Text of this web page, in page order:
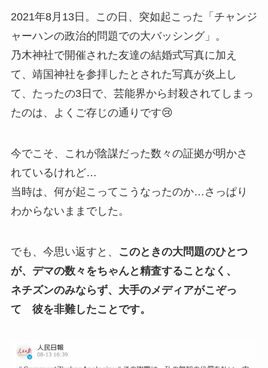
2021年8月13日。この日、突如起こった「チャンジ
ャーハンの政治的問題での大バッシング」。
乃木神社で開催された友達の結婚式写真に加え
て、靖国神社を参拝したとされた写真が炎上し
て、たったの3日で、芸能界から封殺されてしまっ
たのは、よくご存じの通りです😢
今でこそ、これが陰謀だった数々の証拠が明かさ
れているけれど…
当時は、何が起こってこうなったのか…さっぱり
わからないままでした。
でも、今思い返すと、
このときの大問題のひとつ
が、デマの数々をちゃんと精査することなく、
ネチズンのみならず、大手のメディアがこぞっ
て 彼を非難したことです。